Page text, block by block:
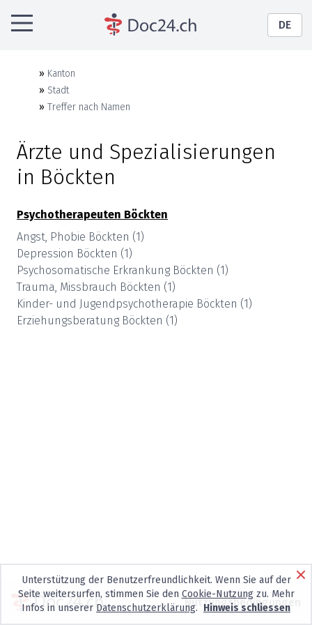
DE
» Kanton
» Stadt
» Treffer nach Namen
Ärzte und Spezialisierungen
in Böckten
Psychotherapeuten Böckten
Angst, Phobie Böckten (1)
Depression Böckten (1)
Psychosomatische Erkrankung Böckten (1)
Trauma, Missbrauch Böckten (1)
Kinder- und Jugendpsychotherapie Böckten (1)
Erziehungsberatung Böckten (1)
Nutzungsbedingungen
Unterstützung der Benutzerfreundlichkeit. Wenn Sie auf der
Seite weitersurfen, stimmen Sie den Cookie-Nutzungzu. Mehr
Infos in unserer Datenschutzerklärung. Hinweis schliessen